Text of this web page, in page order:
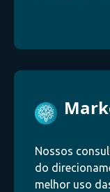
Nossos
do
melhor uso